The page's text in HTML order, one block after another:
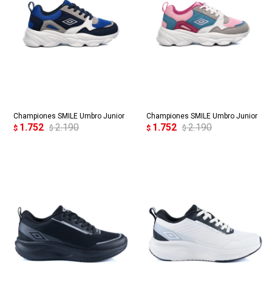
Championes SMILE Umbro Junior
$ 1.752 $ 2.190
Championes SMILE Umbro Junior
$ 1.752 $ 2.190